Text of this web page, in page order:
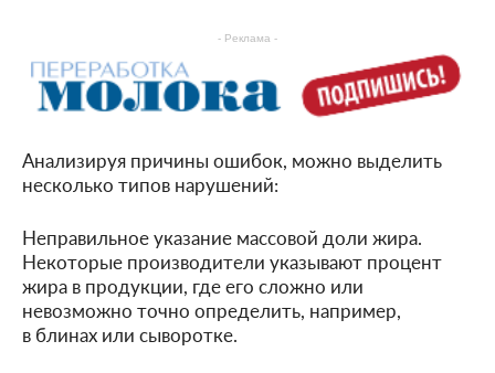
- Реклама -
Анализируя причины ошибок, можно выделить
несколько типов нарушений:
Неправильное указание массовой доли жира.
Некоторые производители указывают процент
жира в продукции, где его сложно или
невозможно точно определить, например,
в блинах или сыворотке.